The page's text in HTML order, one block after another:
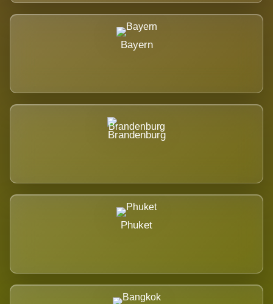
Bayern
Brandenburg
Phuket